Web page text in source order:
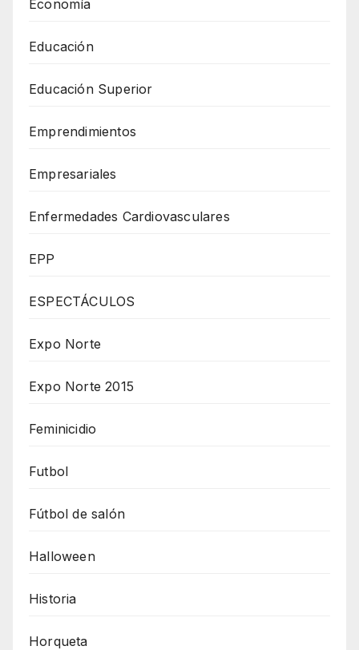
Economía
Educación
Educación Superior
Emprendimientos
Empresariales
Enfermedades Cardiovasculares
EPP
ESPECTÁCULOS
Expo Norte
Expo Norte 2015
Feminicidio
Futbol
Fútbol de salón
Halloween
Historia
Horqueta